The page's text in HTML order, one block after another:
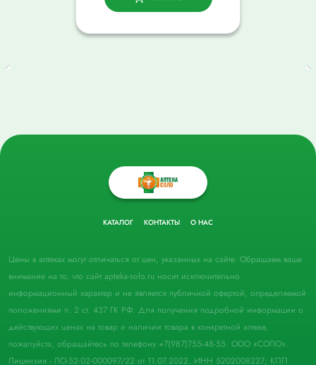
КАТАЛОГ КОНТАКТЫ О НАС
Цены в аптеках могут отличаться от цен, указанных на сайте. Обращаем ваше
внимание на то, что сайт apteka-solo.ru носит исключительно
информационный характер и не является публичной офертой, определяемой
положениями п. 2 ст. 437 ГК РФ. Для получения подробной информации о
действующих ценах на товар и наличии товара в конкретной аптеке,
пожалуйста, обращайтесь по телефону +7(987)755-48-55. ООО «СОЛО».
Лицензия - ЛО-52-02-000097/22 от 11.07.2022. ИНН 5202008227; КПП